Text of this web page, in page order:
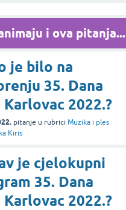
i ova pitanja...
je bilo na
35. Dana
Karlovac 2022.?
pitanje u rubrici Muzika i ples
Kiris
je cjelokupni
35. Dana
Karlovac 2022.?